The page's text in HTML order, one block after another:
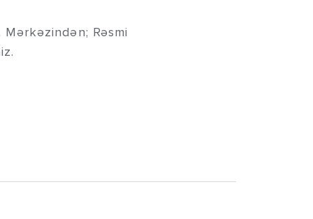
Rəsmi